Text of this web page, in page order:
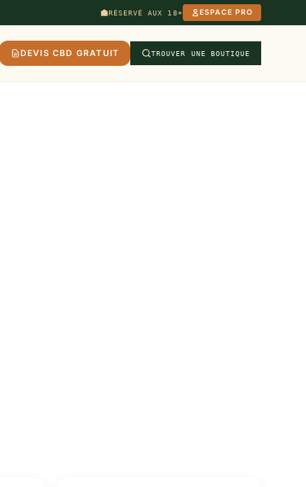
RÉSERVÉ AUX 18+ ESPACE PRO
DEVIS CBD GRATUIT TROUVER UNE BOUTIQUE